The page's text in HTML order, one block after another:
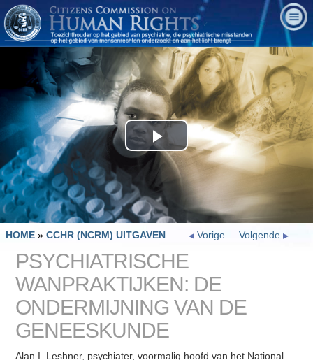
Play
Video
HOME » CCHR (NCRM) UITGAVEN Volgende
Vorige
PSYCHIATRISCHE
WANPRAKTIJKEN: DE
ONDERMIJNING VAN DE
GENEESKUNDE
Alan I. Leshner, psychiater, voormalig hoofd van het National